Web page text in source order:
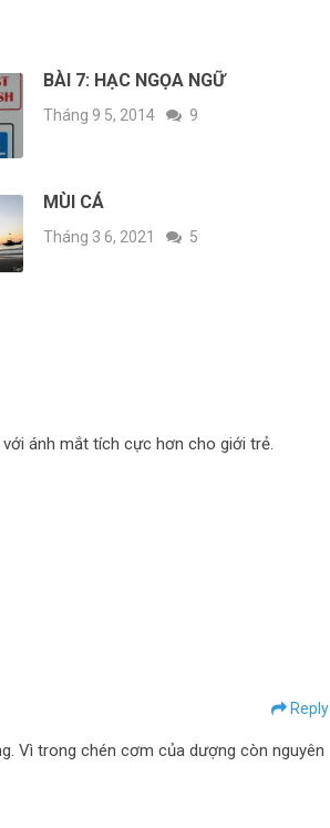
BÀI 7: HẠC NGỌA NGỮ
Tháng 9 5, 2014 9
MÙI CÁ
Tháng 3 6, 2021 5
ánh mắt tích cực hơn cho giới trẻ.
Reply
Vì trong chén cơm của dượng còn nguyên